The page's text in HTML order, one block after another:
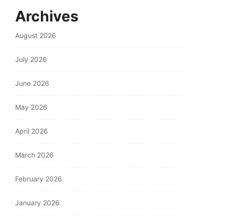
Archives
August 2026
July 2026
June 2026
May 2026
April 2026
March 2026
February 2026
January 2026